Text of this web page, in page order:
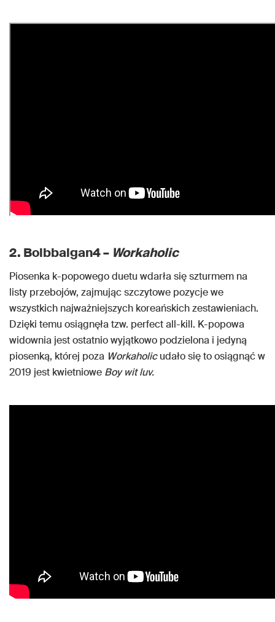
2. Bolbbalgan4 – Workaholic
Piosenka k-popowego duetu wdarła się szturmem na
listy przebojów, zajmując szczytowe pozycje we
wszystkich najważniejszych koreańskich zestawieniach.
Dzięki temu osiągnęła tzw. perfect all-kill. K-popowa
widownia jest ostatnio wyjątkowo podzielona i jedyną
piosenką, której poza Workaholicudało się to osiągnąć w
2019 jest kwietniowe Boy wit luv.